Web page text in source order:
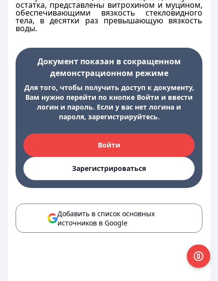
остатка, представлены витрохином и муцином,
обеспечивающими вязкость стекловидного
тела, в десятки раз превышающую вязкость
воды.
Документ показан в сокращенном
демонстрационном режиме
Для того, чтобы получить доступ к документу,
Вам нужно перейти по кнопке Войти и ввести
логин и пароль. Если у вас нет логина и
пароля, зарегистрируйтесь.
Войти
Зарегистрироваться
Добавить в список основных
источников в Google